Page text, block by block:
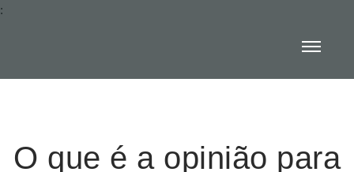
:
O que é a opinião para